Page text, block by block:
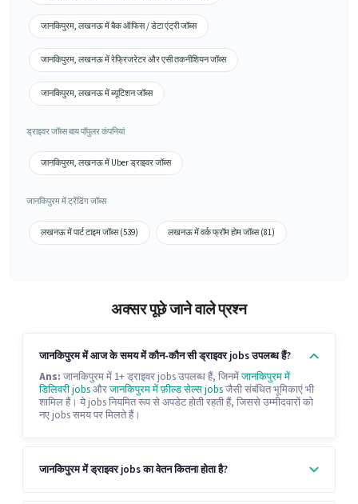
जानकिपुरम, लखनऊ में बैक ऑफिस / डेटा एंट्री जॉब्स
जानकिपुरम, लखनऊ में रेफ्रिजरेटर और एसी तकनीशियन जॉब्स
जानकिपुरम, लखनऊ में ब्यूटिशन जॉब्स
ड्राइवर जॉब्स बाय पॉपुलर कंपनियां
जानकिपुरम, लखनऊ में Uber ड्राइवर जॉब्स
जानकिपुरम में ट्रेंडिंग जॉब्स
लखनऊ में पार्ट टाइम जॉब्स (539) लखनऊ में वर्क फ्रॉम होम जॉब्स (81)
अक्सर पूछे जाने वाले प्रश्न
जानकिपुरम में आज के समय में कौन-कौन सी ड्राइवर jobs उपलब्ध हैं?
Ans: जानकिपुरम में 1+ ड्राइवर jobs उपलब्ध हैं, जिनमेंजानकिपुरम में
डिलिवरी jobsऔरजानकिपुरम में फ़ील्ड सेल्स jobsजैसी संबंधित भूमिकाएं भी
शामिल हैं। ये jobs नियमित रूप से अपडेट होती रहती हैं, जिससे उम्मीदवारों को
नए jobs समय पर मिलते हैं।
जानकिपुरम में ड्राइवर jobs का वेतन कितना होता है?